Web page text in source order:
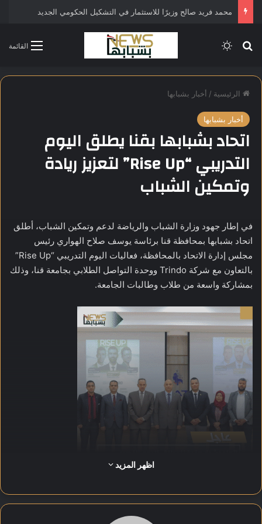
محمد فريد صالح وزيرًا للاستثمار في التشكيل الحكومي الجديد
القائمة بحث عن
الرئيسية / أخبار بشبابها
أخبار بشبابها
اتحاد بشبابها بقنا يطلق اليوم
التدريبي “Rise Up” لتعزيز ريادة
وتمكين الشباب
في إطار جهود وزارة الشباب والرياضة لدعم وتمكين الشباب، أطلق
اتحاد بشبابها بمحافظة قنا برئاسة يوسف صلاح الهواري رئيس
مجلس إدارة الاتحاد بالمحافظة، فعاليات اليوم التدريبي “Rise Up”
بالتعاون مع شركة Trindo ووحدة التواصل الطلابي بجامعة قنا، وذلك
بمشاركة واسعة من طلاب وطالبات الجامعة.
جاءت الفعالية ضمن برنامج اتحاد بشبابها الهادف إلى تعزيز ثقافة
اظهر المزيد